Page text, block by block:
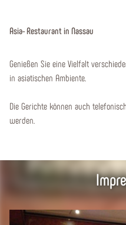
Asia- Restaurant in Nassau
Genießen Sie eine Vielfalt
in asiatischen Ambiente.
Die Gerichte können auch
werden.